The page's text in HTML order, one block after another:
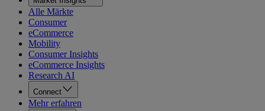
Alle Märkte
Consumer
eCommerce
Mobility
Consumer Insights
eCommerce Insights
Research AI
Connect
Mehr erfahren